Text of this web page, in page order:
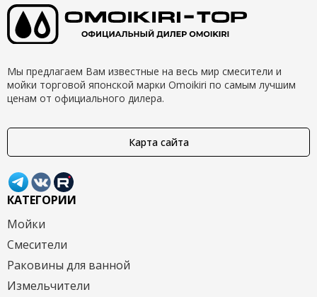
Мы предлагаем Вам известные на весь мир смесители и
мойки торговой японской марки Omoikiri по самым лучшим
ценам от официального дилера.
Карта сайта
КАТЕГОРИИ
Мойки
Смесители
Раковины для ванной
Измельчители